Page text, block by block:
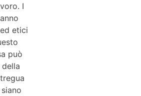
I
etici
può